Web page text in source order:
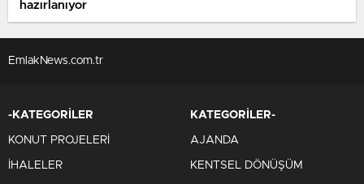
hazırlanıyor
EmlakNews.com.tr
-KATEGORİLER
KONUT PROJELERİ
İHALELER
KATEGORİLER-
AJANDA
KENTSEL DÖNÜŞÜM